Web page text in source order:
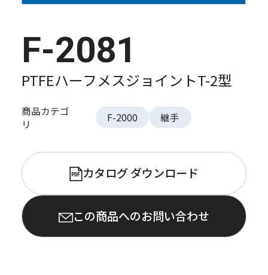
F-2081
PTFEハーフメスジョイントT-2型
商品カテゴ
リ
F-2000 継手
PDF カタログ ダウンロード
この商品へのお問い合わせ